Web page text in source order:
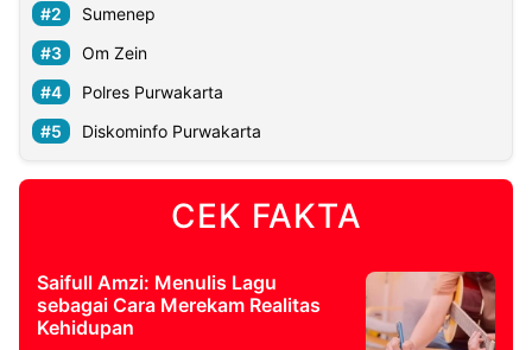
Sumenep
Om Zein
Polres Purwakarta
Diskominfo Purwakarta
CEK FAKTA
Saifull Amzi: Menulis Lagu
sebagai Cara Merekam Realitas
Kehidupan